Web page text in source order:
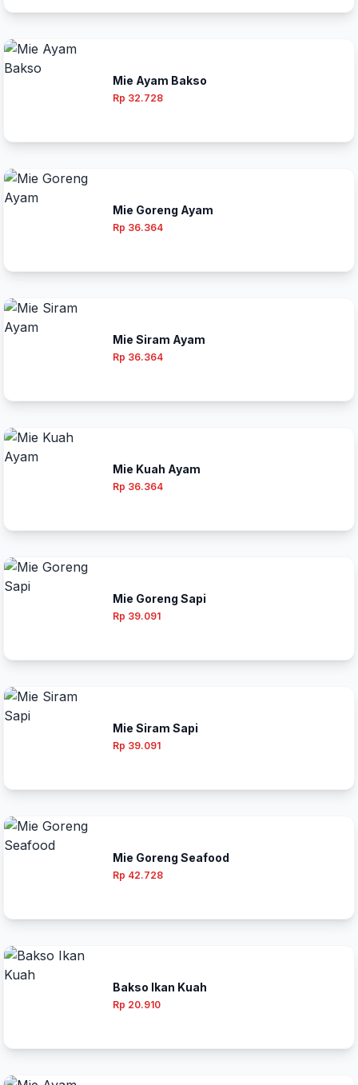
Mie Ayam Bakso
Rp 32.728
Mie Goreng Ayam
Rp 36.364
Mie Siram Ayam
Rp 36.364
Mie Kuah Ayam
Rp 36.364
Mie Goreng Sapi
Rp 39.091
Mie Siram Sapi
Rp 39.091
Mie Goreng Seafood
Rp 42.728
Bakso Ikan Kuah
Rp 20.910